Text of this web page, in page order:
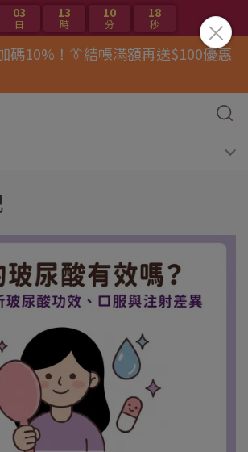
03
日
13
時
10
分
18
秒
碼10%！👔結帳滿額再送$100優惠